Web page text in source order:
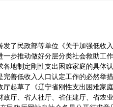
了民政部等单位《关于加强低收
一步推动做好分层分类社会救助工
地制定刚性支出困难家庭的具体
善低收入人口认定工作的必然举
起草了《辽宁省刚性支出困难家
政厅、省人社厅、省住建厅、省农